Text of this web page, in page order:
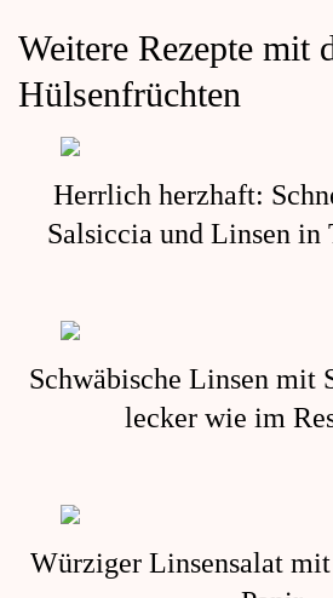
Weitere Rezepte mit
Hülsenfrüchten
Herrlich herzhaft:
Salsiccia und Linsen in
Schwäbische Linsen mit
lecker wie im
Würziger Linsensalat